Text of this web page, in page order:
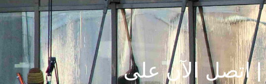
اتصل الآن على